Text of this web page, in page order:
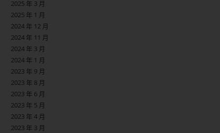
2025 年 3 月
2025 年 1 月
2024 年 12 月
2024 年 11 月
2024 年 3 月
2024 年 1 月
2023 年 9 月
2023 年 8 月
2023 年 6 月
2023 年 5 月
2023 年 4 月
2023 年 3 月